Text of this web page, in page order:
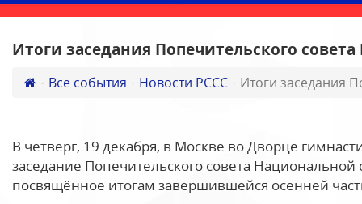
Итоги заседания Попечительского
Все события Новости РССС Итоги заседания
В четверг, 19 декабря, в Москве во Дворце
заседание Попечительского совета
посвящённое итогам завершившейся осенней